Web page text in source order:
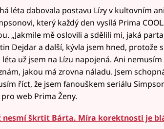
léta dabovala postavu Lízy v kultovním
který každý den vysílá Prima
„Jakmile mě oslovili a sdělili mi, jaká
Dejdar a další, kývla jsem hned, protože
už jsem na Lízu napojená. Ani
jakou má zrovna náladu. Jsem
říct, že jsem fanouškem seriálu
web Prima Ženy.
nesmí škrtit Bárta. Míra korektnosti je